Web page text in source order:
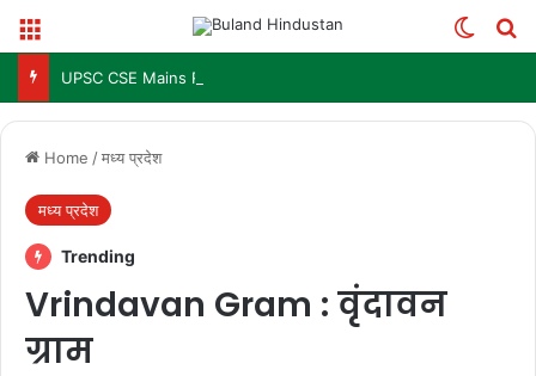
Home /मध्य प्रदेश
मध्य प्रदेश
Trending
Vrindavan Gram : वृंदावन
ग्राम